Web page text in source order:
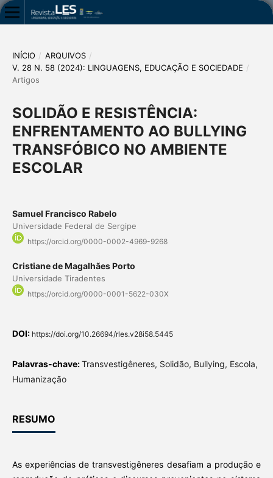
INÍCIO / ARQUIVOS /
V. 28 N. 58 (2024): LINGUAGENS, EDUCAÇÃO E SOCIEDADE /
Artigos
SOLIDÃO E RESISTÊNCIA:
ENFRENTAMENTO AO BULLYING
TRANSFÓBICO NO AMBIENTE
ESCOLAR
Samuel Francisco Rabelo
Universidade Federal de Sergipe
https://orcid.org/0000-0002-4969-9268
Cristiane de Magalhães Porto
Universidade Tiradentes
https://orcid.org/0000-0001-5622-030X
DOI: https://doi.org/10.26694/rles.v28i58.5445
Palavras-chave:Transvestigêneres, Solidão, Bullying, Escola,
Humanização
RESUMO
As experiências de transvestigêneres desafiam a produção e